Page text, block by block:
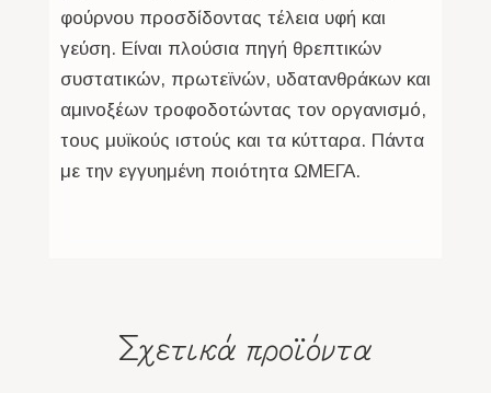
φούρνου προσδίδοντας τέλεια υφή και
γεύση. Είναι πλούσια πηγή θρεπτικών
συστατικών, πρωτεϊνών, υδατανθράκων και
αμινοξέων τροφοδοτώντας τον οργανισμό,
τους μυϊκούς ιστούς και τα κύτταρα. Πάντα
με την εγγυημένη ποιότητα ΩΜΕΓΑ.
Σχετικά προϊόντα